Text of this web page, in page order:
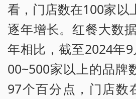
看，门店数在100家以
逐年增长。红餐大数
年相比，截至2024年
00~500家以上的品牌
97个百分点，门店数